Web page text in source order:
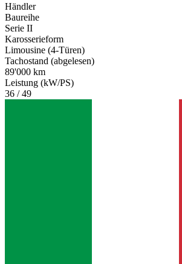
Händler
Baureihe
Serie II
Karosserieform
Limousine (4-Türen)
Tachostand (abgelesen)
89'000 km
Leistung (kW/PS)
36 / 49